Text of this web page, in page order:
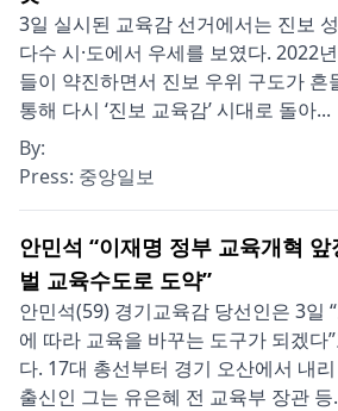
3일 실시된 교육감 선거에서는 진보
다수 시·도에서 우세를 보였다. 2022
들이 약진하면서 진보 우위 구도가 흔
통해 다시 ‘진보 교육감’ 시대로 돌아...
By:
Press: 중앙일보
안민석 “이재명 정부 교육개혁
벌 교육수도로 도약”
안민석(59) 경기교육감 당선인은 3일
에 따라 교육을 바꾸는 도구가 되겠다
다. 17대 총선부터 경기 오산에서 내
출신인 그는 유은혜 전 교육부 장관 등